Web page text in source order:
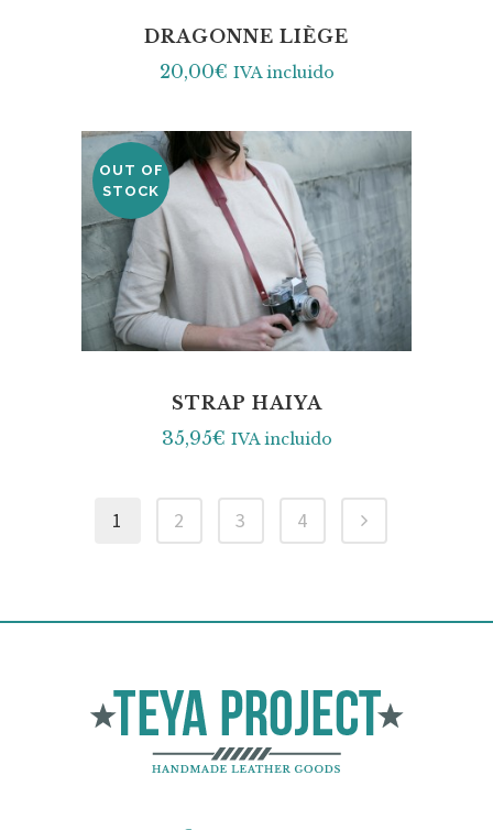
DRAGONNE LIÈGE
20,00€ IVA incluido
OUT OF
STOCK
STRAP HAIYA
35,95€ IVA incluido
1 2 3 4